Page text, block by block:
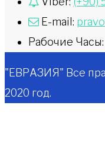
E-mail:
Рабочие
"ЕВРАЗИЯ" Все
2020 год.